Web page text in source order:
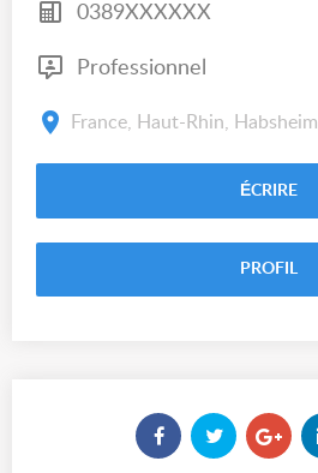
0389XXXXXX
Professionnel
France, Haut-Rhin, Habsheim
ÉCRIRE
PROFIL